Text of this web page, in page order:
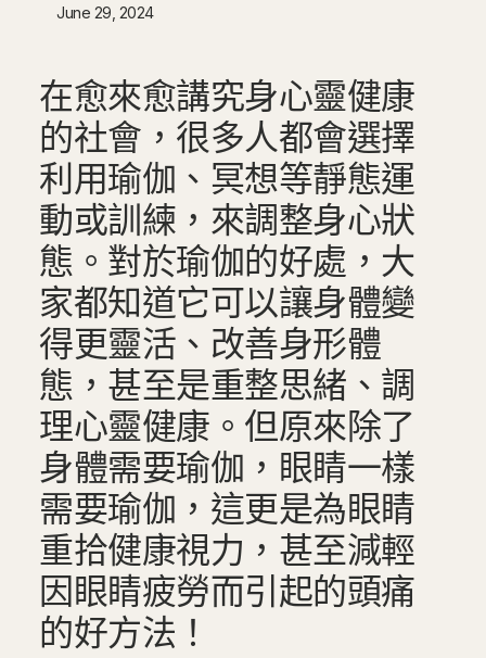
June 29, 2024
在愈來愈講究身心靈健康
的社會，很多人都會選擇
利用瑜伽、冥想等靜態運
動或訓練，來調整身心狀
態。對於瑜伽的好處，大
家都知道它可以讓身體變
得更靈活、改善身形體
態，甚至是重整思緒、調
理心靈健康。但原來除了
身體需要瑜伽，眼睛一樣
需要瑜伽，這更是為眼睛
重拾健康視力，甚至減輕
因眼睛疲勞而引起的頭痛
的好方法！